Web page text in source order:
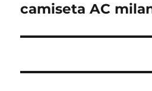
Entrada
camiseta AC